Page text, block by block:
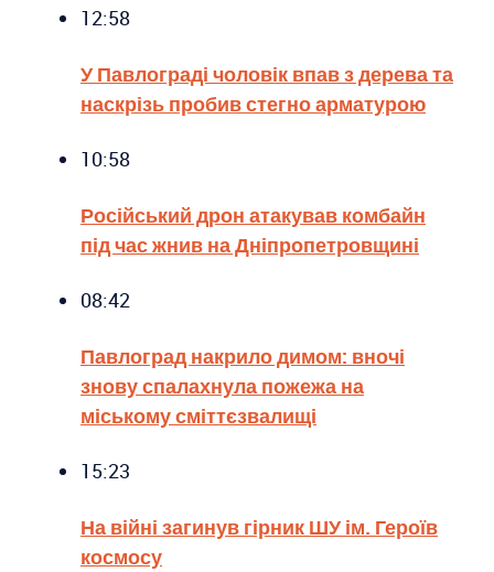
12:58
У Павлограді чоловік впав з дерева та
наскрізь пробив стегно арматурою
10:58
Російський дрон атакував комбайн
під час жнив на Дніпропетровщині
08:42
Павлоград накрило димом: вночі
знову спалахнула пожежа на
міському сміттєзвалищі
15:23
На війні загинув гірник ШУ ім. Героїв
космосу